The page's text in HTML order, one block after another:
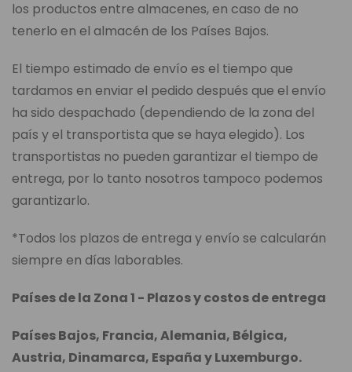
los productos entre almacenes, en caso de no
tenerlo en el almacén de los Países Bajos.
El tiempo estimado de envío es el tiempo que
tardamos en enviar el pedido después que el envío
ha sido despachado (dependiendo de la zona del
país y el transportista que se haya elegido). Los
transportistas no pueden garantizar el tiempo de
entrega, por lo tanto nosotros tampoco podemos
garantizarlo.
*Todos los plazos de entrega y envío se calcularán
siempre en días laborables.
Países de la Zona 1 - Plazos y costos de entrega
Países Bajos, Francia, Alemania, Bélgica,
Austria, Dinamarca, España y Luxemburgo.